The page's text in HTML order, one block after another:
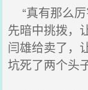
“真有那么厉
先暗中挑拨，
闫雄给卖了，
坑死了两个头